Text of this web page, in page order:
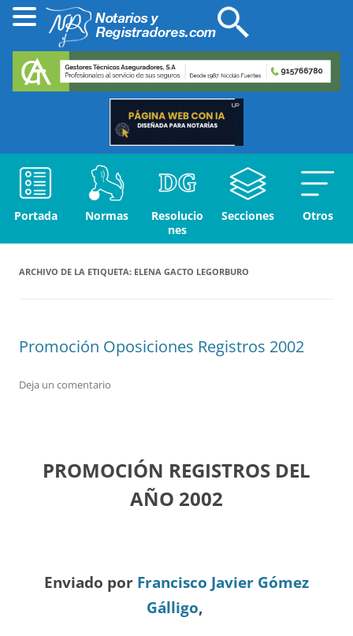
Portada Normas
Resolucio
nes
Secciones Otros
ARCHIVO DE LA ETIQUETA: ELENA GACTO LEGORBURO
Promoción Oposiciones Registros 2002
Deja un comentario
PROMOCIÓN REGISTROS DEL
AÑO 2002
Enviado por Francisco Javier Gómez
Gálligo,